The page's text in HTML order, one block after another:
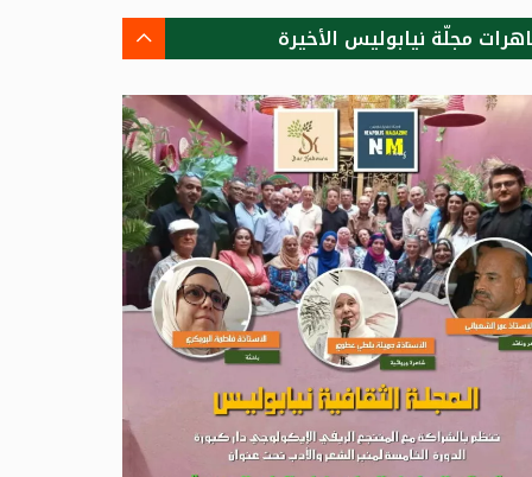
مجلّة نيابوليس الأخيرة